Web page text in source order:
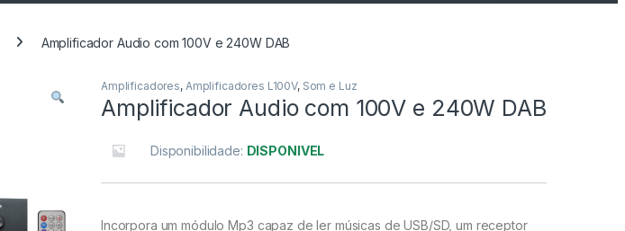
Amplificador Audio com 100V e 240W DAB
Amplificadores, Amplificadores L100V, Som e Luz
Amplificador Audio com 100V e 240W DAB
Disponibilidade: DISPONIVEL
Incorpora um módulo Mp3 capaz de ler músicas de USB/SD, um receptor